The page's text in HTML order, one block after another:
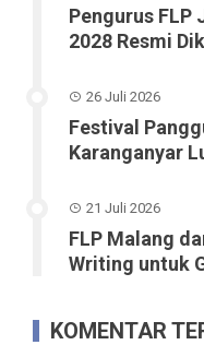
Pengurus FLP
2028 Resmi
26 Juli 2026
Festival
Karanganyar
21 Juli 2026
FLP Malang
Writing untuk
KOMENTAR